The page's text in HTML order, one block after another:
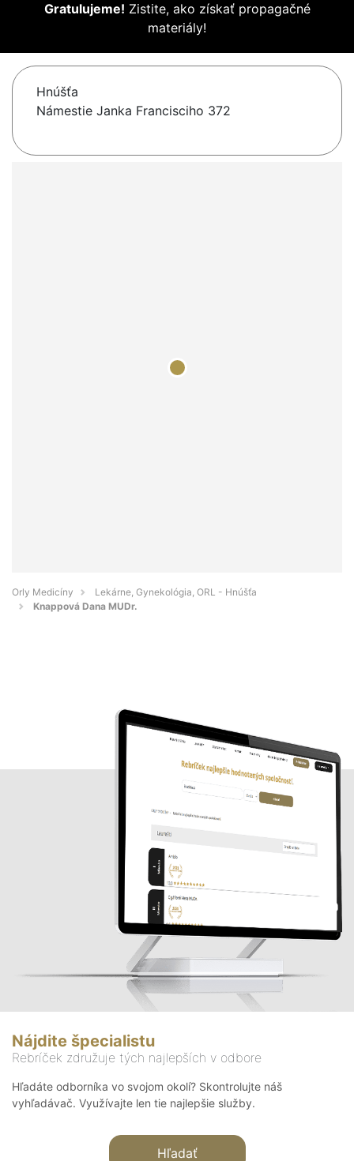
Gratulujeme! Zistite, ako získať propagačné
materiály!
Hnúšťa
Námestie Janka Francisciho 372
Orly Medicíny
Lekárne, Gynekológia, ORL - Hnúšťa
Knappová Dana MUDr.
Nájdite špecialistu
Rebríček združuje tých najlepších v odbore
Hľadáte odborníka vo svojom okolí? Skontrolujte náš
vyhľadávač. Využívajte len tie najlepšie služby.
Hľadať